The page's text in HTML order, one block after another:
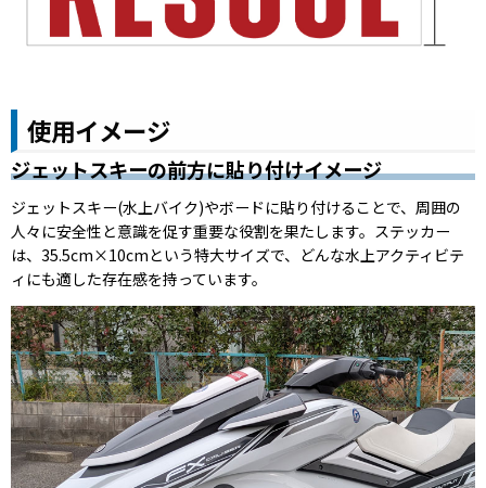
使用イメージ
ジェットスキーの前方に貼り付けイメージ
ジェットスキー(水上バイク)やボードに貼り付けることで、周囲の
人々に安全性と意識を促す重要な役割を果たします。ステッカー
は、35.5cm×10cmという特大サイズで、どんな水上アクティビテ
ィにも適した存在感を持っています。